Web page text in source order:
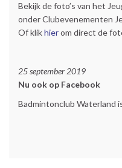
Bekijk de foto’s van het
onder Clubevenementen
Of klikhierom direct de
25 september 2019
Nu ook op Facebook
Badmintonclub Waterland